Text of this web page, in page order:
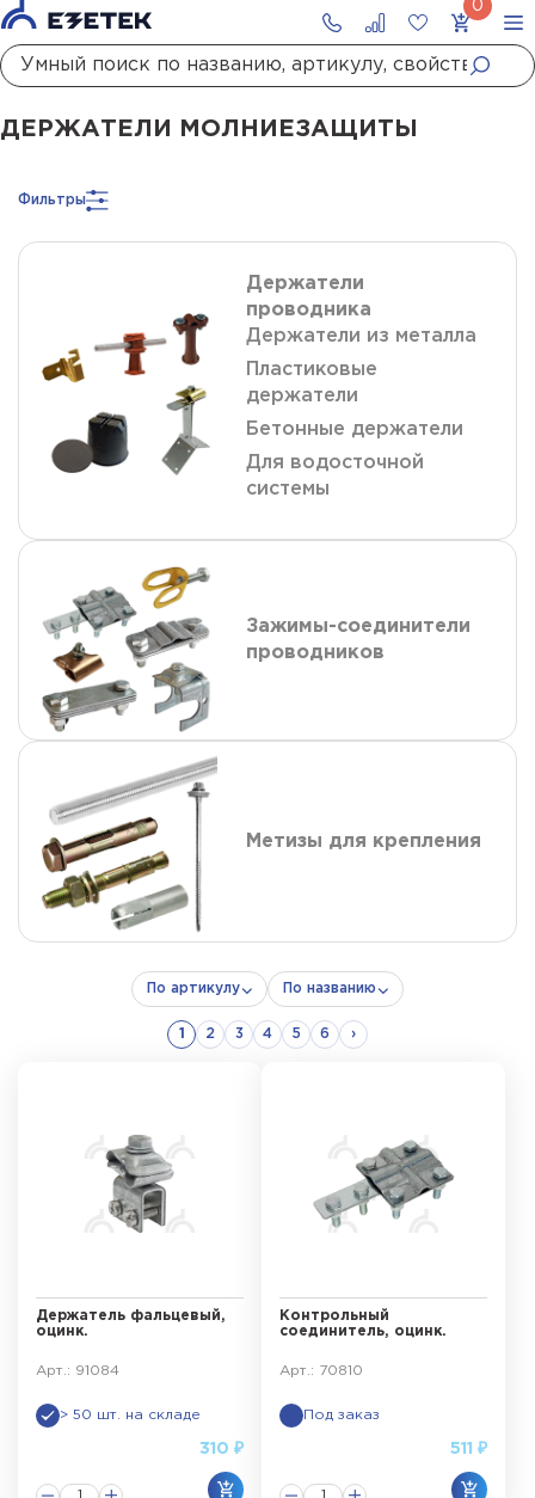
ГлавнаяКаталог МолниезащитаДержатели молниезащиты
ДЕРЖАТЕЛИ МОЛНИЕЗАЩИТЫ
Фильтры
Держатели
проводника
Держатели из металла
Пластиковые
держатели
Бетонные держатели
Для водосточной
системы
Зажимы-соединители
проводников
Метизы для крепления
По артикулу По названию
1 2 3 4 5 6 ›
Держатель фальцевый,
оцинк.
Арт.: 91084
> 50 шт. на складе
310 ₽
Контрольный
соединитель, оцинк.
Арт.: 70810
Под заказ
511 ₽